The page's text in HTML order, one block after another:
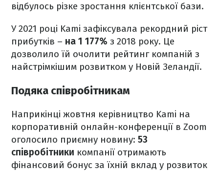
відбулось різке зростання клієнтської бази.
У 2021 році Kami зафіксувала рекордний ріст
прибутків – на 1 177% з 2018 року. Це
дозволило їй очолити рейтинг компаній з
найстрімкішим розвитком у Новій Зеландії.
Подяка співробітникам
Наприкінці жовтня керівництво Kami на
корпоративній онлайн-конференції в Zoom
оголосило приємну новину: 53
співробітники компанії отримають
фінансовий бонус за їхній вклад у розвиток